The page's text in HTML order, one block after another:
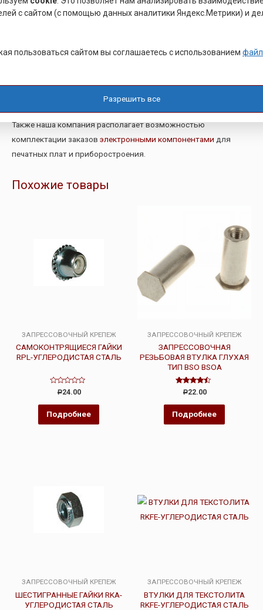
том числе в условиях эксплуатации.
Петербурге,ценаот 19 ₽при оптовом заказе,
Также наша компания располагает возможностью
комплектации заказов электронными компонентами для
печатных плат и приборостроения.
Похожие товары
ЗАПРЕССОВОЧНЫЙ КРЕПЕЖ
САМОКОНТРЯЩИЕСЯ ГАЙКИ
RPL-УГЛЕРОДИСТАЯ СТАЛЬ
Оценка
из
Р24.00
Подробнее
ЗАПРЕССОВОЧНЫЙ КРЕПЕЖ
ЗАПРЕССОВОЧНАЯ
РЕЗЬБОВАЯ ВТУЛКА ГЛУХАЯ
ТИП BSO BSOA
Оценка
4.25
из 5
Р22.00
Подробнее
ЗАПРЕССОВОЧНЫЙ КРЕПЕЖ
ШЕСТИГРАННЫЕ ГАЙКИ RKA-
УГЛЕРОДИСТАЯ СТАЛЬ
ЗАПРЕССОВОЧНЫЙ КРЕПЕЖ
ВТУЛКИ ДЛЯ ТЕКСТОЛИТА
RKFE-УГЛЕРОДИСТАЯ СТАЛЬ
с сайтом (с помощью данных аналитики Яндекс.Метрики) и
пользоваться сайтом вы соглашаетесь с использованием
Разрешить все